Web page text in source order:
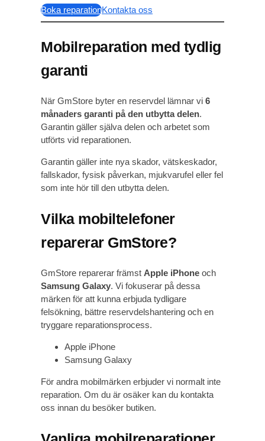
Boka reparationKontakta oss
Mobilreparation med tydlig
garanti
När GmStore byter en reservdel lämnar vi6
månaders garanti på den utbytta delen.
Garantin gäller själva delen och arbetet som
utförts vid reparationen.
Garantin gäller inte nya skador, vätskeskador,
fallskador, fysisk påverkan, mjukvarufel eller fel
som inte hör till den utbytta delen.
Vilka mobiltelefoner
reparerar GmStore?
GmStore reparerar främst Apple iPhone och
Samsung Galaxy. Vi fokuserar på dessa
märken för att kunna erbjuda tydligare
felsökning, bättre reservdelshantering och en
tryggare reparationsprocess.
Apple iPhone
Samsung Galaxy
För andra mobilmärken erbjuder vi normalt inte
reparation. Om du är osäker kan du kontakta
oss innan du besöker butiken.